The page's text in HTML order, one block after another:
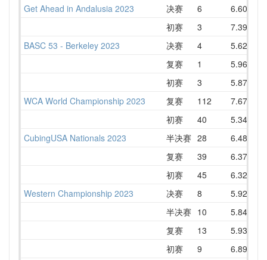
Get Ahead in Andalusia 2023
决赛 6 6.60
初赛
3 7.39
BASC 53 - Berkeley 2023
决赛 4 5.62
复赛
1 5.96
初赛
3 5.87
WCA World Championship 2023
复赛 112 7.67
初赛
40 5.34
CubingUSA Nationals 2023
半决赛 28 6.48
复赛
39 6.37
初赛
45 6.32
Western Championship 2023
决赛 8 5.92
半决赛 10 5.84
复赛
13 5.93
初赛
9 6.89